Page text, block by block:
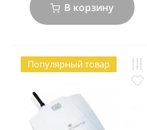
В корзину
Популярный товар